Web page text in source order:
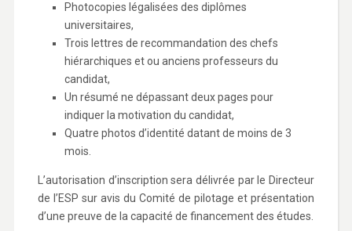
Photocopies légalisées des diplômes
universitaires,
Trois lettres de recommandation des chefs
hiérarchiques et ou anciens professeurs du
candidat,
Un résumé ne dépassant deux pages pour
indiquer la motivation du candidat,
Quatre photos d’identité datant de moins de 3
mois.
L’autorisation d’inscription sera délivrée par le Directeur
de l’ESP sur avis du Comité de pilotage et présentation
d’une preuve de la capacité de financement des études.